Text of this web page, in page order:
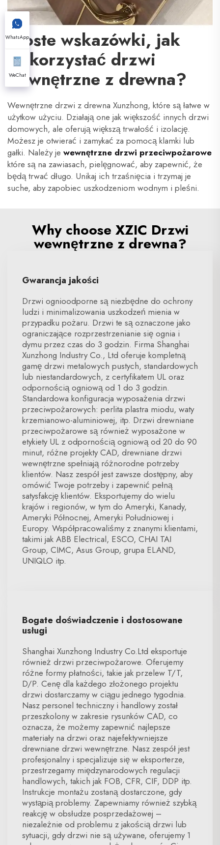
Proste wskazówki, jak
wykorzystać drzwi
wewnętrzne z drewna?
Wewnętrzne drzwi z drewna Xunzhong, które są łatwe w
użytkow użyciu. Działają one jak większość innych drzwi
domowych, ale oferują większą trwałość i izolację.
Możesz je otwierać i zamykać za pomocą klamki lub
gałki. Należy je wewnętrzne drzwi przeciwpożarowe
które są na zawiasach, pielęgnować, aby zapewnić, że
będą trwać długo. Unikaj ich trzaśnięcia i trzymaj je
suche, aby zapobiec uszkodzeniom wodnym i pleśni.
Why choose XZIC Drzwi
wewnętrzne z drewna?
Gwarancja jakości
Drzwi ognioodporne są niezbędne do ochrony
ludzi i minimalizowania uszkodzeń mienia w
przypadku pożaru. Drzwi te są oznaczone jako
ograniczające rozprzestrzenianie się ognia i
dymu przez czas do 3 godzin. Firma Shanghai
Xunzhong Industry Co., Ltd oferuje kompletną
gamę drzwi metalowych pustych, standardowych
lub niestandardowych, z certyfikatem UL oraz
odpornością ogniową od 1 do 3 godzin.
Standardowa konfiguracja wyposażenia drzwi
przeciwpożarowych: perlita plastra miodu, waty
krzemianowo-aluminiowej, itp. Drzwi drewniane
przeciwpożarowe są również wyposażone w
etykiety UL z odpornością ogniową od 20 do 90
minut, różne projekty CAD, drewniane drzwi
wewnętrzne spełniają różnorodne potrzeby
klientów. Nasz zespół jest zawsze dostępny, aby
omówić Twoje potrzeby i zapewnić pełną
satysfakcję klientów. Eksportujemy do wielu
krajów i regionów, w tym do Ameryki, Kanady,
Ameryki Północnej, Ameryki Południowej i
Europy. Współpracowaliśmy z znanymi klientami,
takimi jak ABB Electrical, ESCO, CHAI TAI
Group, CIMC, Asus Group, grupa ELAND,
UNIQLO itp.
Bogate doświadczenie i dostosowane
usługi
Shanghai Xunzhong Industry Co.Ltd eksportuje
również drzwi przeciwpożarowe. Oferujemy
różne formy płatności, takie jak przelew T/T,
D/P. Cenę dla każdego złożonego projektu
drzwi dostarczamy w ciągu jednego tygodnia.
Nasz personel techniczny i handlowy został
przeszkolony w zakresie rysunków CAD, co
oznacza, że możemy zapewnić najlepsze
materiały na drzwi oraz najefektywniejsze
drewniane drzwi wewnętrzne. Nasz zespół jest
profesjonalny i specjalizuje się w eksporterze,
przestrzegamy międzynarodowych regulacji
handlowych, takich jak FOB, CFR, CIF, DDP itp.
Instrukcje montażu zostaną dostarczone, gdy
wystąpią problemy. Zapewniamy również szybką
reakcję w obsłudze posprzedażowej –
niezależnie od problemu z jakością drzwi lub
sytuacji, gdy drzwi nie są używane, oferujemy 1
WhatsApp
WeChat